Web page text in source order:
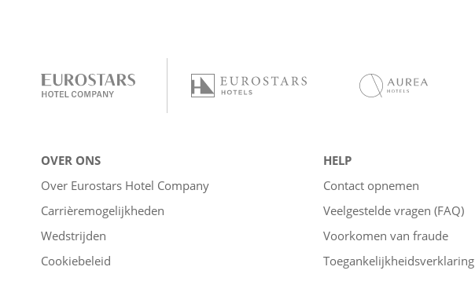
OVER ONS
Over Eurostars Hotel Company
Carrièremogelijkheden
Wedstrijden
Cookiebeleid
HELP
Contact opnemen
Veelgestelde vragen (FAQ)
Voorkomen van fraude
Toegankelijkheidsverklaring